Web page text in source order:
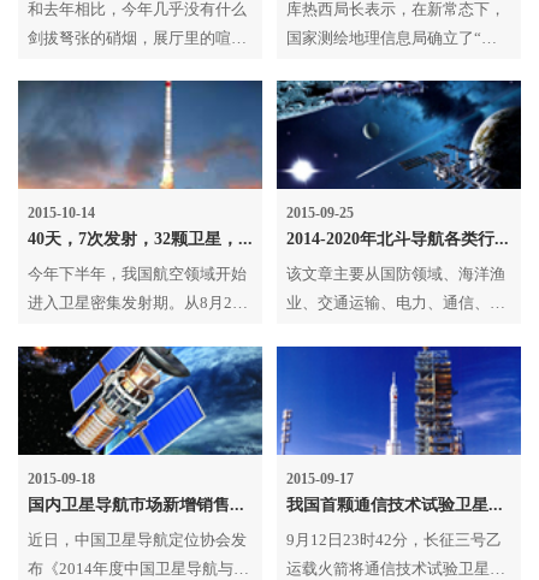
和去年相比，今年几乎没有什么
剑拔弩张的硝烟，展厅里的喧嚣
品进行介绍，以及人们互相交...
库热西局长表示，在新常态下，
国家测绘地理信息局确立了“加
化公共服务，壮大地信产业，维
护国家安全，建设测绘强国”的
发展战略。迎接测绘新时代，中
国测绘地理信息学会责深任重。
2015-10-14
40天，7次发射，32颗卫星，成功率100%
今年下半年，我国航空领域开始
进入卫星密集发射期。从8月27
团公司的长征系列火箭共完成7
次发射任务，总计发射32颗卫
星，每一颗卫星都被成功送往预
定轨道。
2015-09-25
2014-2020年北斗导航各类行业应用市场分析和容量估计
该文章主要从国防领域、海洋渔
业、交通运输、电力、通信、金
深度分析了北斗导航应用的巨大
市场容量与机会。
2015-09-18
国内卫星导航市场新增销售产品及系统超过80%兼容北斗技术
近日，中国卫星导航定位协会发
布《2014年度中国卫星导航与位
2015-09-17
我国首颗通信技术试验卫星成功发射，抢占Ka通信频段
9月12日23时42分，长征三号乙
运载火箭将通信技术试验卫星一